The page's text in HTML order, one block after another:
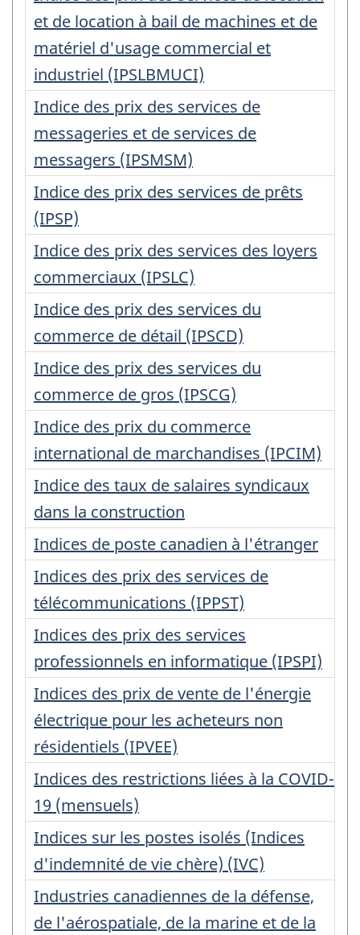
et de location à bail de machines et de
matériel d'usage commercial et
industriel (IPSLBMUCI)
Indice des prix des services de
messageries et de services de
messagers (IPSMSM)
Indice des prix des services de prêts
(IPSP)
Indice des prix des services des loyers
commerciaux (IPSLC)
Indice des prix des services du
commerce de détail (IPSCD)
Indice des prix des services du
commerce de gros (IPSCG)
Indice des prix du commerce
international de marchandises (IPCIM)
Indice des taux de salaires syndicaux
dans la construction
Indices de poste canadien à l'étranger
Indices des prix des services de
télécommunications (IPPST)
Indices des prix des services
professionnels en informatique (IPSPI)
Indices des prix de vente de l'énergie
électrique pour les acheteurs non
résidentiels (IPVEE)
Indices des restrictions liées à la COVID-
19 (mensuels)
Indices sur les postes isolés (Indices
d'indemnité de vie chère) (IVC)
Industries canadiennes de la défense,
de l'aérospatiale, de la marine et de la